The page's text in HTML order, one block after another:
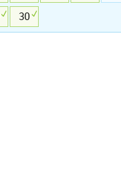
30